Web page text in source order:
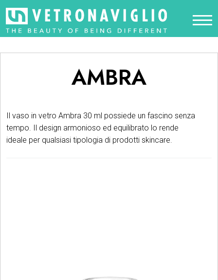
AMBRA
Il vaso in vetro Ambra 30 ml possiede un fascino senza
tempo. Il design armonioso ed equilibrato lo rende
ideale per qualsiasi tipologia di prodotti skincare.